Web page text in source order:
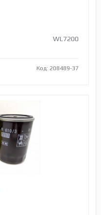
WL7200
Код: 208489-37